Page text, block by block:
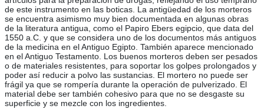
de este instrumento en las boticas. La antigüedad de los morteros
se encuentra asimismo muy bien documentada en algunas obras
de la literatura antigua, como el Papiro Ebers egipcio, que data del
1550 a.C. y que se considera uno de los documentos más antiguos
de la medicina en el Antiguo Egipto. También aparece mencionado
en el Antiguo Testamento. Los buenos morteros deben ser pesados
o de materiales resistentes, para soportar los golpes prolongados y
poder así reducir a polvo las sustancias. El mortero no puede ser
frágil ya que se rompería durante la operación de pulverizado. El
material debe ser también cohesivo para que no se desgaste su
superficie y se mezcle con los ingredientes.